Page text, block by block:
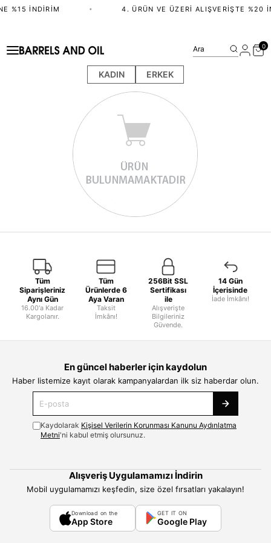
%15 İNDIRIM • 4. ÜRÜN VE ÜZERI ALIŞVERIŞTE %20
KADIN ERKEK
Ara 0
Tüm
Siparişleriniz
Aynı Gün
16.00'a Kadar
Kargolanır.
Tüm
Ürünlerde 6
Aya Varan
Taksit
İmkânı!
256Bit SSL
Sertifikası
ile
Alışverişte
Bilgileriniz
Güvende.
14 Gün
İçerisinde
İade İmkânı!
En güncel haberler için kaydolun
Haber listemize kayıt olarak kampanyalardan ilk siz haberdar olun.
Kaydolarak Kişisel Verilerin Korunması Kanunu Aydınlatma
Metni'ni kabul etmiş olursunuz.
Alışveriş Uygulamamızı İndirin
Mobil uygulamamızı keşfedin, size özel fırsatları yakalayın!
Download on the
App Store
GET IT ON
Google Play